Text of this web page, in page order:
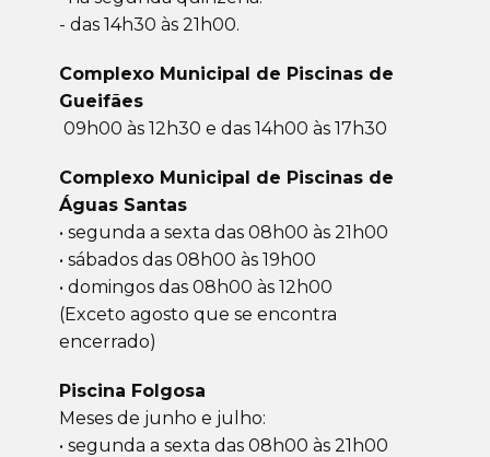
- das 14h30 às 21h00.
Complexo Municipal de Piscinas de
Gueifães
09h00 às 12h30 e das 14h00 às 17h30
Complexo Municipal de Piscinas de
Águas Santas
• segunda a sexta das 08h00 às 21h00
• sábados das 08h00 às 19h00
• domingos das 08h00 às 12h00
(Exceto agosto que se encontra
encerrado)
Piscina Folgosa
Meses de junho e julho:
• segunda a sexta das 08h00 às 21h00